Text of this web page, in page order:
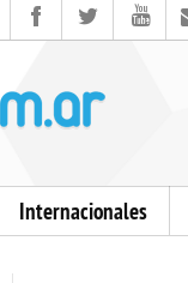
Internacionales